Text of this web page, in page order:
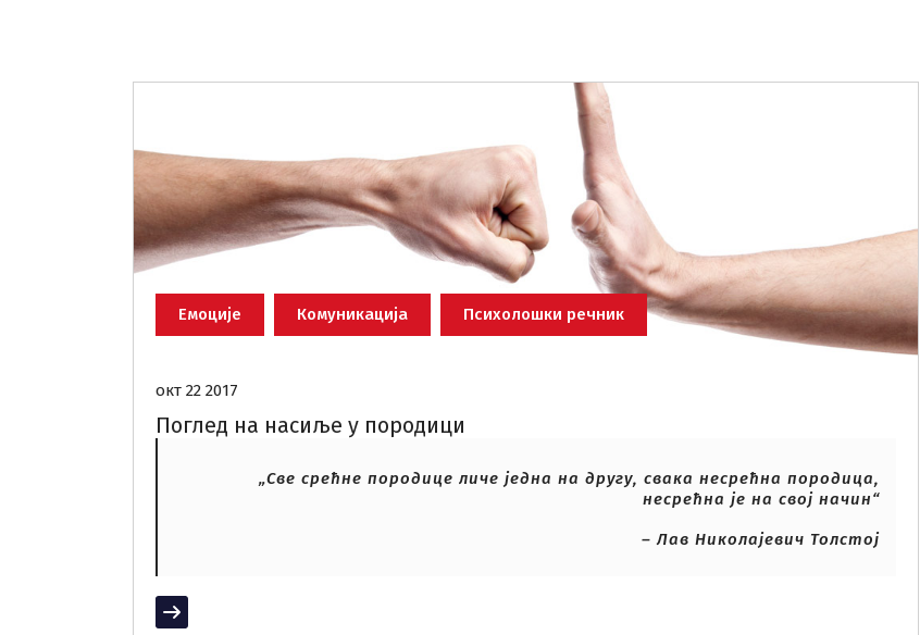
Емоције Комуникација Психолошки речник
окт 22 2017
Поглед на насиље у породици
„Све срећне породице личе једна на другу, свака несрећна породица,
несрећна је на свој начин“
– Лав Николајевич Толстој
Прочитај више